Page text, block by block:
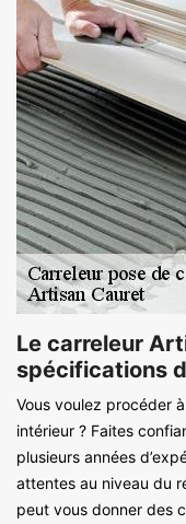
Le carreleur
spécifications
Vous voulez procéder
intérieur ? Faites
plusieurs années
attentes au niveau du
peut vous donner des